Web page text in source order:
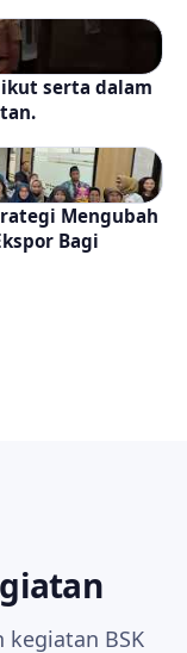
ikut serta dalam
Mengubah
Bagi
BSK